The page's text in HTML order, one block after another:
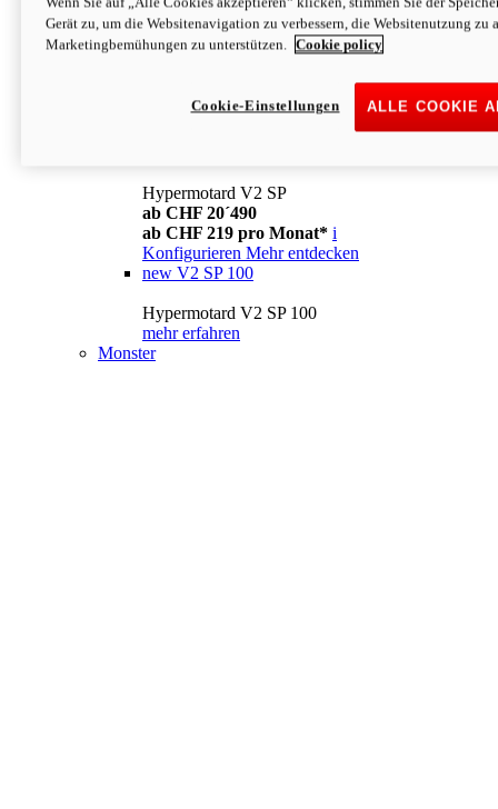
Konfigurieren Mehr entdecken
newV2
ab CHF 169 pro Monat* i
Mehr entdecken
Hypermotard V2 SP
ab CHF 20´490
ab CHF 219 pro Monat* i
Konfigurieren Mehr entdecken
new V2 SP 100
Hypermotard V2 SP 100
mehr erfahren
Monster
Gerät zu, um die Websitenavigation zu verbessern, die Websitenutzung zu
Marketingbemühungen zu unterstützen.
Cookie policy
ALLE COOKIE
Cookie-Einstellungen